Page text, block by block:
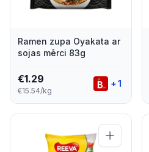
Ramen zupa Oyakata ar
sojas mērci 83g
€1.29
€15.54/kg
+1